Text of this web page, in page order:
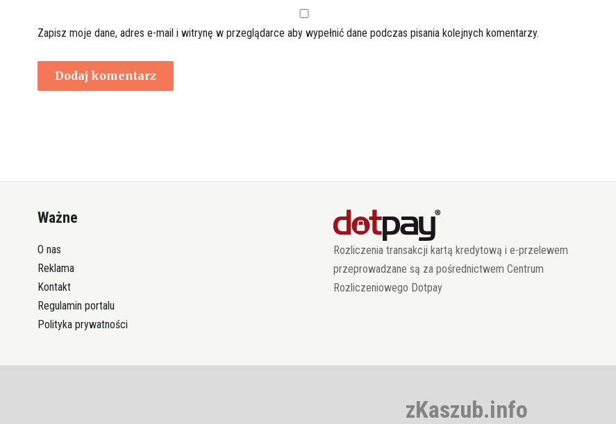
Zapisz moje dane, adres e-mail i witrynę w przeglądarce aby wypełnić dane podczas pisania kolejnych komentarzy.
Ważne
O nas
Reklama
Kontakt
Regulamin portalu
Polityka prywatności
Rozliczenia transakcji kartą kredytową i e-przelewem
przeprowadzane są za pośrednictwem Centrum
Rozliczeniowego Dotpay
zKaszub.info